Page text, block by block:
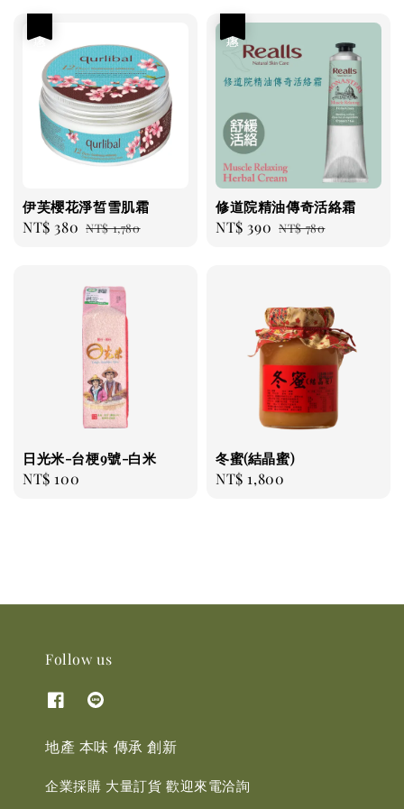
伊芙櫻花淨皙雪肌霜
Sale
NT$ 380 Regular
NT$ 1,780
修道院精油傳奇活絡霜
Sale
NT$ 390 Regular
NT$ 780
日光米-台梗9號-白米
Regular
NT$ 100
冬蜜(結晶蜜)
Regular
NT$ 1,800
Follow us
地產 本味 傳承 創新
企業採購 大量訂貨 歡迎來電洽詢